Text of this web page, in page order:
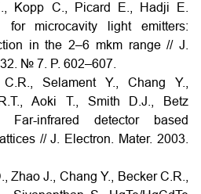
Kopp C., Picard E., Hadji E.
for microcavity light emitters:
in the 2–6 mkm range // J.
№ 7. P. 602–607.
Selament Y., Chang Y.,
Aoki T., Smith D.J., Betz
infrared detector based
// J. Electron. Mater. 2003.
Zhao J., Chang Y., Becker C.R.,